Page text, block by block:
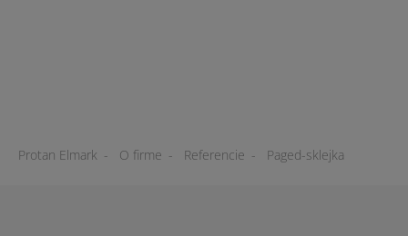
Protan Elmark - O firme - Referencie - Paged-sklejka